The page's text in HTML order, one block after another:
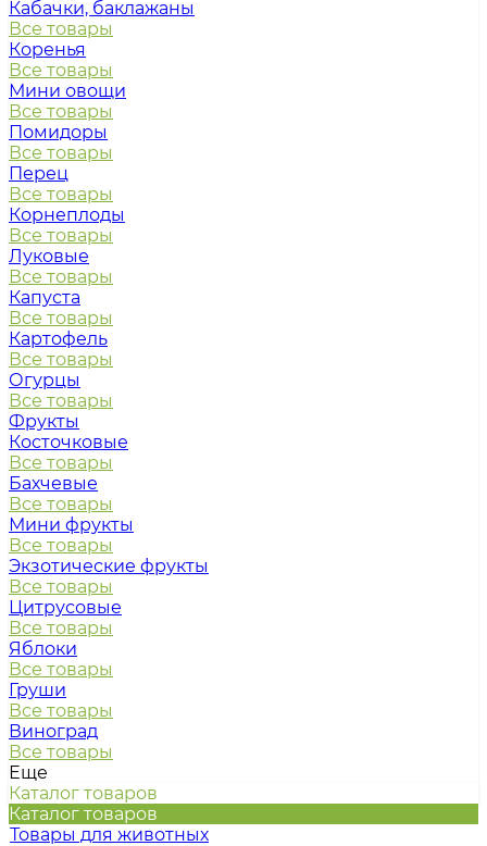
Кабачки, баклажаны
Все товары
Коренья
Все товары
Мини овощи
Все товары
Помидоры
Все товары
Перец
Все товары
Корнеплоды
Все товары
Луковые
Все товары
Капуста
Все товары
Картофель
Все товары
Огурцы
Все товары
Фрукты
Косточковые
Все товары
Бахчевые
Все товары
Мини фрукты
Все товары
Экзотические фрукты
Все товары
Цитрусовые
Все товары
Яблоки
Все товары
Груши
Все товары
Виноград
Все товары
Еще
Каталог товаров
Каталог товаров
Товары для животных